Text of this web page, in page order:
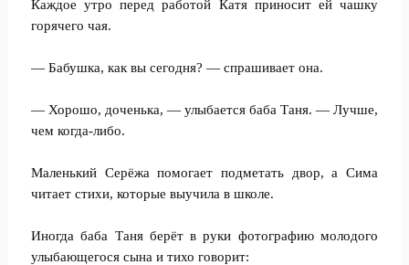
Каждое утро перед работой Катя приносит ей чашку
горячего чая.
— Бабушка, как вы сегодня? — спрашивает она.
— Хорошо, доченька, — улыбается баба Таня. — Лучше,
чем когда-либо.
Маленький Серёжа помогает подметать двор, а Сима
читает стихи, которые выучила в школе.
Иногда баба Таня берёт в руки фотографию молодого
улыбающегося сына и тихо говорит: